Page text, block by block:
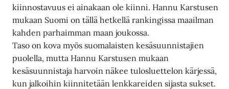
kiinnostavuus ei ainakaan ole kiinni. Hannu Karstusen
mukaan Suomi on tällä hetkellä rankingissa maailman
kahden parhaimman maan joukossa.
Taso on kova myös suomalaisten kesäsuunnistajien
puolella, mutta Hannu Karstusen mukaan
kesäsuunnistaja harvoin näkee tulosluettelon kärjessä,
kun jalkoihin kiinnitetään lenkkareiden sijasta sukset.